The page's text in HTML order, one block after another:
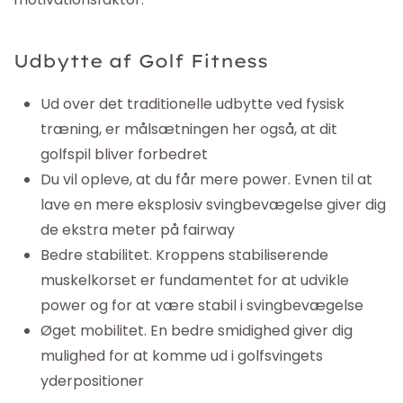
Udbytte af Golf Fitness
Ud over det traditionelle udbytte ved fysisk
træning, er målsætningen her også, at dit
golfspil bliver forbedret
Du vil opleve, at du får mere power. Evnen til at
lave en mere eksplosiv svingbevægelse giver dig
de ekstra meter på fairway
Bedre stabilitet. Kroppens stabiliserende
muskelkorset er fundamentet for at udvikle
power og for at være stabil i svingbevægelse
Øget mobilitet. En bedre smidighed giver dig
mulighed for at komme ud i golfsvingets
yderpositioner